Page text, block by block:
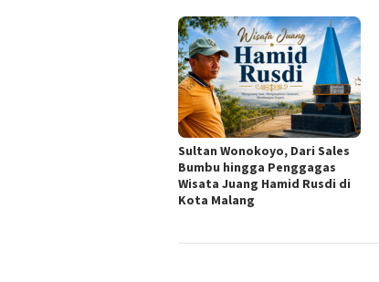
Sultan Wonokoyo, Dari Sales
Bumbu hingga Penggagas
Wisata Juang Hamid Rusdi di
Kota Malang